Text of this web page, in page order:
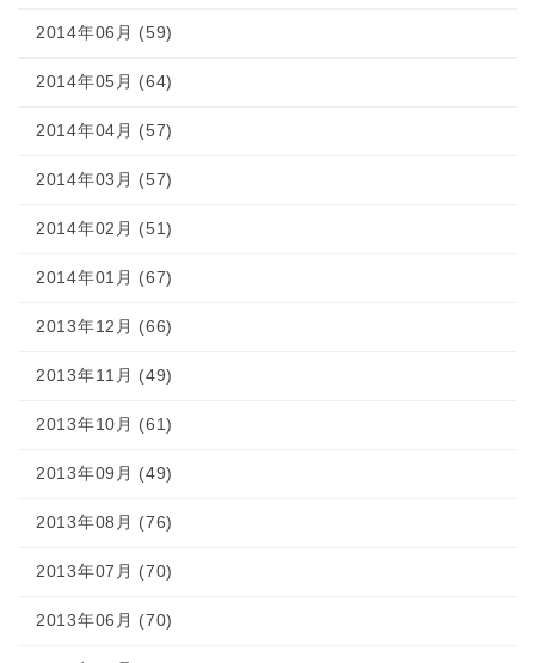
2014年06月 (59)
2014年05月 (64)
2014年04月 (57)
2014年03月 (57)
2014年02月 (51)
2014年01月 (67)
2013年12月 (66)
2013年11月 (49)
2013年10月 (61)
2013年09月 (49)
2013年08月 (76)
2013年07月 (70)
2013年06月 (70)